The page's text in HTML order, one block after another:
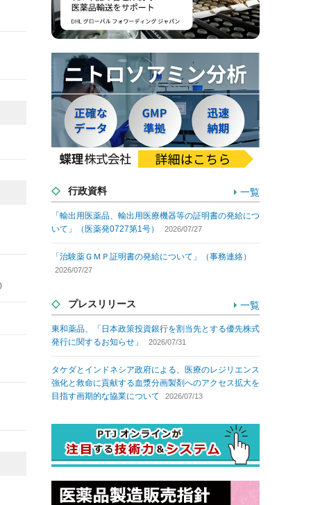
行政資料 一覧
「輸出用医薬品、輸出用医療機器等の証明書の発給につ
いて」（医薬発0727第1号）
2026/07/27
「治験薬ＧＭＰ証明書の発給について」（事務連絡）
2026/07/27
プレスリリース 一覧
東和薬品、「日本政策投資銀行を割当先とする優先株式
発行に関するお知らせ」
2026/07/31
タケダとインドネシア政府による、医療のレジリエンス
強化と救命に貢献する血漿分画製剤へのアクセス拡大を
目指す画期的な協業について
2026/07/13